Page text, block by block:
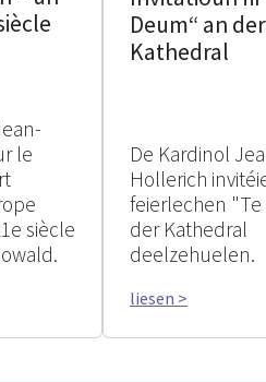
le
siècle
Deum“ an der
Kathedral
De Kardinol
Hollerich
feierlechen
der Kathedral
deelzehuelen.
liesen >